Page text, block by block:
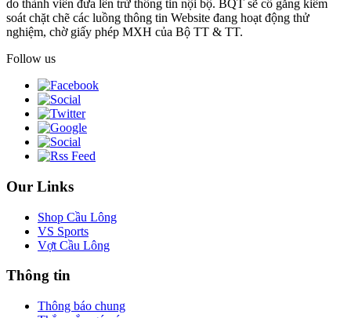
do thành viên đưa lên trừ thông tin nội bộ. BQT sẽ cố gắng kiểm
soát chặt chẽ các luồng thông tin Website đang hoạt động thử
nghiệm, chờ giấy phép MXH của Bộ TT & TT.
Follow us
Our Links
Shop Cầu Lông
VS Sports
Vợt Cầu Lông
Thông tin
Thông báo chung